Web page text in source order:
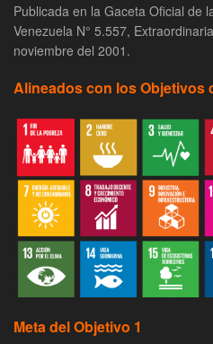
Publicada en la Gaceta Oficial de
Venezuela N° 5.557,
noviembre del 2001.
Alineados con los Objetivos
Meta del Objetivo 1